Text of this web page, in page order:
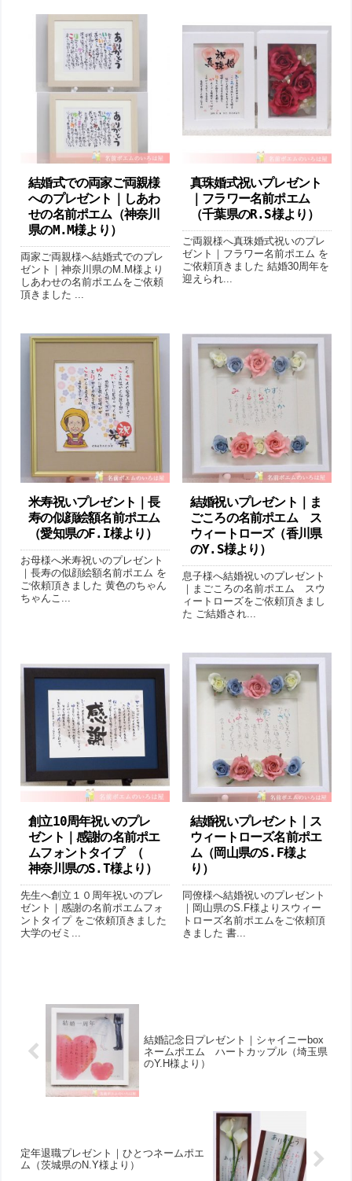
結婚式での両家ご両親様
へのプレゼント｜しあわ
せの名前ポエム（神奈川
県のM.M様より ）
両家ご両親様へ結婚式でのプレ
ゼント｜神奈川県のM.M様より
しあわせの名前ポエムをご依頼
頂きました ...
真珠婚式祝いプレゼント
｜フラワー名前ポエム
（千葉県のR.S様より ）
ご両親様へ真珠婚式祝いのプレ
ゼント｜フラワー名前ポエム を
ご依頼頂きました 結婚30周年を
迎えられ...
米寿祝いプレゼント｜長
寿の似顔絵額名前ポエム
（愛知県のF.I様より ）
お母様へ米寿祝いのプレゼント
｜長寿の似顔絵額名前ポエム を
ご依頼頂きました 黄色のちゃん
ちゃんこ...
結婚祝いプレゼント｜ま
ごころの名前ポエム ス
ウィートローズ（香川県
のY.S様より ）
息子様へ結婚祝いのプレゼント
｜まごころの名前ポエム スウ
ィートローズをご依頼頂きまし
た ご結婚され...
創立10周年祝いのプレ
ゼント｜感謝の名前ポエ
ムフォントタイプ （
神奈川県のS.T様より ）
先生へ創立１０周年祝いのプレ
ゼント｜感謝の名前ポエムフォ
ントタイプ をご依頼頂きました
大学のゼミ...
結婚祝いプレゼント｜ス
ウィートローズ名前ポエ
ム（岡山県のS.F様よ
り ）
同僚様へ結婚祝いのプレゼント
｜岡山県のS.F様よりスウィー
トローズ名前ポエムをご依頼頂
きました 書...
結婚記念日プレゼント｜シャイニーbox
ネームポエム ハートカップル （埼玉県
のY.H様より ）
定年退職プレゼント｜ひとつネームポエ
ム（茨城県のN.Y様より ）